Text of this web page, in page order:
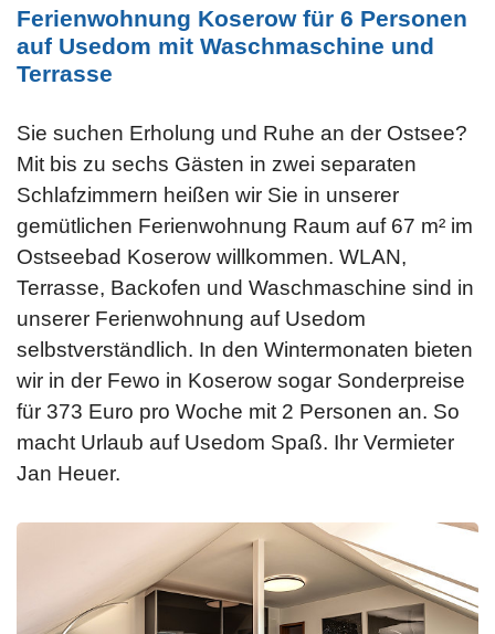
Ferienwohnung Koserow für 6 Personen
auf Usedom mit Waschmaschine und
Terrasse
Sie suchen Erholung und Ruhe an der Ostsee?
Mit bis zu sechs Gästen in zwei separaten
Schlafzimmern heißen wir Sie in unserer
gemütlichen Ferienwohnung Raum auf 67 m² im
Ostseebad Koserow willkommen. WLAN,
Terrasse, Backofen und Waschmaschine sind in
unserer Ferienwohnung auf Usedom
selbstverständlich. In den Wintermonaten bieten
wir in der Fewo in Koserow sogar Sonderpreise
für 373 Euro pro Woche mit 2 Personen an. So
macht Urlaub auf Usedom Spaß. Ihr Vermieter
Jan Heuer.